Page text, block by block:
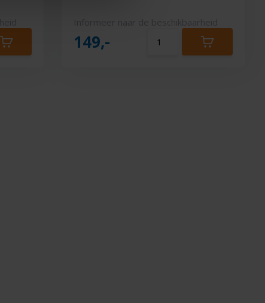
149,-